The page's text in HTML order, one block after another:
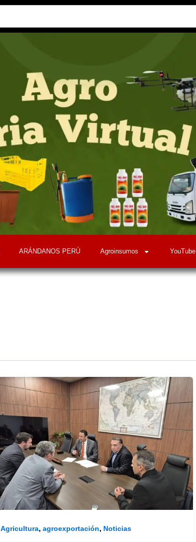
ARÁNDANOS PERÚ Agroinsumos YouTube
Agricultura, agroexportación, Noticias